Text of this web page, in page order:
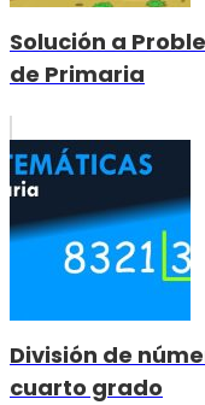
Solución a
de Primaria
División de
cuarto grado